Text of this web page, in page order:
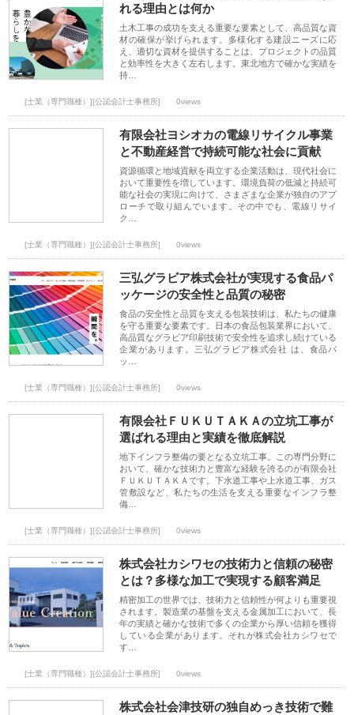
れる理由とは何か
土木工事の成功を支える重要な要素として、高品質な資
材の確保が挙げられます。多様化する建設ニーズに応
え、適切な資材を提供することは、プロジェクトの品質
と効率性を大きく左右します。東北地方で確かな実績を
持…
[士業（専門職種）][公認会計士事務所] 0views
有限会社ヨシオカの電線リサイクル事業
と不動産経営で持続可能な社会に貢献
資源循環と地域貢献を両立する企業活動は、現代社会に
おいて重要性を増しています。環境負荷の低減と持続可
能な社会の実現に向けて、さまざまな企業が独自のアプ
ローチで取り組んでいます。その中でも、電線リサイ
ク…
[士業（専門職種）][公認会計士事務所] 0views
三弘グラビア株式会社が実現する食品パ
ッケージの安全性と品質の秘密
食品の安全性と品質を支える包装技術は、私たちの健康
を守る重要な要素です。日本の食品包装業界において、
高品質なグラビア印刷技術で安全性を追求し続けている
企業があります。三弘グラビア株式会社 は、食品パ
ッ…
[士業（専門職種）][公認会計士事務所] 0views
有限会社ＦＵＫＵＴＡＫＡの立坑工事が
選ばれる理由と実績を徹底解説
地下インフラ整備の要となる立坑工事。この専門分野に
おいて、確かな技術力と豊富な経験を誇るのが有限会社
ＦＵＫＵＴＡＫＡです。下水道工事や上水道工事、ガス
管敷設など、私たちの生活を支える重要なインフラ整
備…
[士業（専門職種）][公認会計士事務所] 0views
株式会社カシワセの技術力と信頼の秘密
とは？多様な加工で実現する顧客満足
精密加工の世界では、技術力と信頼性が何よりも重要視
されます。製造業の基盤を支える金属加工において、長
年の実績と確かな技術で多くの企業から厚い信頼を獲得
している企業があります。それが株式会社カシワセで
す…
[士業（専門職種）][公認会計士事務所] 0views
株式会社会津技研の独自めっき技術で難